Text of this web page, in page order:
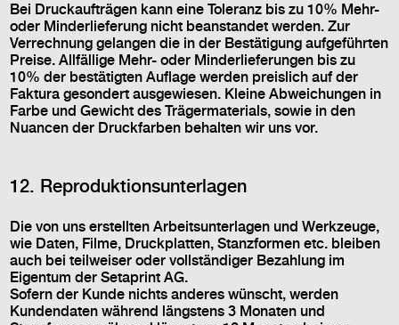
Bei Druckaufträgen kann eine Toleranz bis zu 10% Mehr-
oder Minderlieferung nicht beanstandet werden. Zur
Verrechnung gelangen die in der Bestätigung aufgeführten
Preise. Allfällige Mehr- oder Minderlieferungen bis zu
10% der bestätigten Auflage werden preislich auf der
Faktura gesondert ausgewiesen. Kleine Abweichungen in
Farbe und Gewicht des Trägermaterials, sowie in den
Nuancen der Druckfarben behalten wir uns vor.
12. Reproduktionsunterlagen
Die von uns erstellten Arbeitsunterlagen und Werkzeuge,
wie Daten, Filme, Druckplatten, Stanzformen etc. bleiben
auch bei teilweiser oder vollständiger Bezahlung im
Eigentum der Setaprint AG.
Sofern der Kunde nichts anderes wünscht, werden
Kundendaten während längstens 3 Monaten und